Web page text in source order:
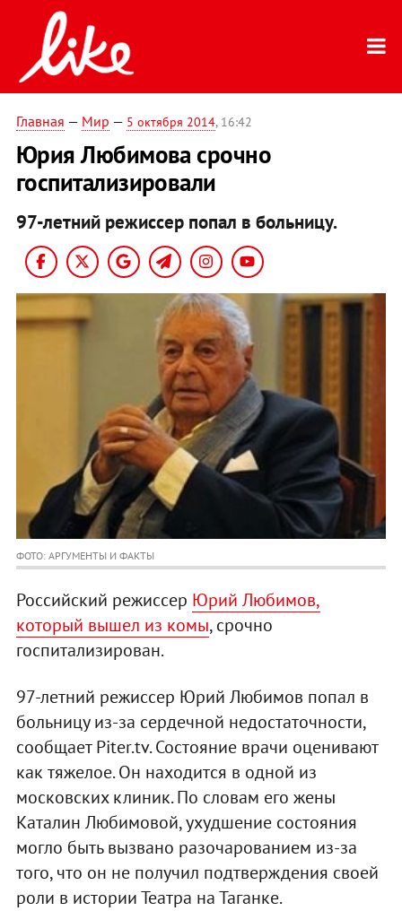
Главная — Мир — 5 октября 2014, 16:42
Юрия Любимова срочно
госпитализировали
97-летний режиссер попал в больницу.
ФОТО: АРГУМЕНТЫ И ФАКТЫ
Российский режиссер Юрий Любимов,
который вышел из комы, срочно
госпитализирован.
97-летний режиссер Юрий Любимов попал в
больницу из-за сердечной недостаточности,
сообщает Piter.tv. Состояние врачи оценивают
как тяжелое. Он находится в одной из
московских клиник. По словам его жены
Каталин Любимовой, ухудшение состояния
могло быть вызвано разочарованием из-за
того, что он не получил подтверждения своей
роли в истории Театра на Таганке.